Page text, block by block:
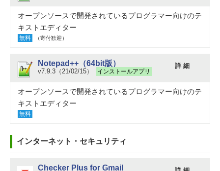
オープンソースで開発されているプログラマー向けのテ
キストエディター
無料 （寄付歓迎）
Notepad++（64bit版）
v7.9.3（21/02/15） インストールアプリ
詳 細
オープンソースで開発されているプログラマー向けのテ
キストエディター
無料
インターネット・セキュリティ
Checker Plus for Gmail